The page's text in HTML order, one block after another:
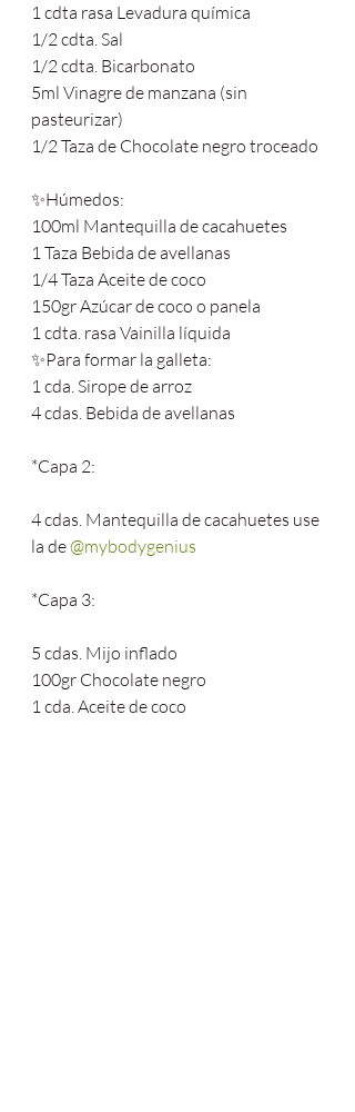
1 cdta rasa Levadura química
1/2 cdta. Sal
1/2 cdta. Bicarbonato
5ml Vinagre de manzana (sin
pasteurizar)
1/2 Taza de Chocolate negro troceado
✨Húmedos:
100ml Mantequilla de cacahuetes
1 Taza Bebida de avellanas
1/4 Taza Aceite de coco
150gr Azúcar de coco o panela
1 cdta. rasa Vainilla líquida
✨Para formar la galleta:
1 cda. Sirope de arroz
4 cdas. Bebida de avellanas
*Capa 2:
4 cdas. Mantequilla de cacahuetes use
la de @mybodygenius
*Capa 3:
5 cdas. Mijo inflado
100gr Chocolate negro
1 cda. Aceite de coco